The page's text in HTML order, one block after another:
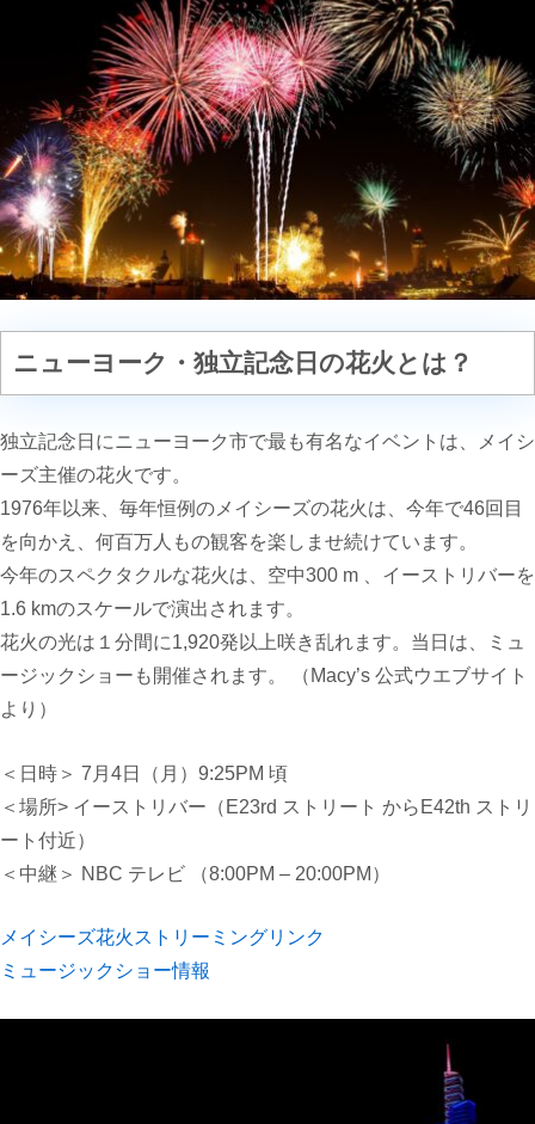
ニューヨーク・独立記念日の花火とは？
独立記念日にニューヨーク市で最も有名なイベントは、メイシ
ーズ主催の花火です。
1976年以来、毎年恒例のメイシーズの花火は、今年で46回目
を向かえ
何百万人もの観客を楽しませ続けています。
今年のスペクタクルな花火は、空中300 m
、イーストリバーを
1.6 kmのスケールで演出されます。
花火の光は１分間に1,920発以上咲き乱れます。当日は、ミュ
ージックショーも開催されます。
（Macy’s 公式ウエブサイト
より）
＜日時＞ 7月4日（月）9:25PM 頃
＜場所> イーストリバー （E23rd ストリート から E42th ストリ
ート付近）
＜中継＞ NBC テレビ （8:00PM – 20:00PM）
メイシーズ花火ストリーミングリンク
ミュージックショー情報